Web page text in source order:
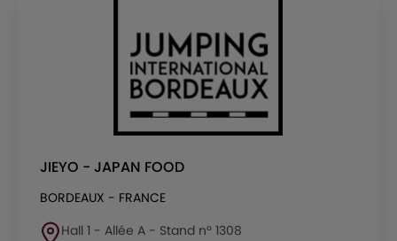
JIEYO - JAPAN FOOD
BORDEAUX - FRANCE
Hall 1 - Allée A - Stand n° 1308